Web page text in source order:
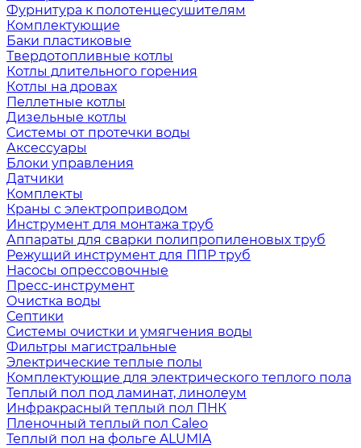
Фурнитура к полотенцесушителям
Комплектующие
Баки пластиковые
Твердотопливные котлы
Котлы длительного горения
Котлы на дровах
Пеллетные котлы
Дизельные котлы
Системы от протечки воды
Аксессуары
Блоки управления
Датчики
Комплекты
Краны с электроприводом
Инструмент для монтажа труб
Аппараты для сварки полипропиленовых труб
Режущий инструмент для ППР труб
Насосы опрессовочные
Пресс-инструмент
Очистка воды
Септики
Системы очистки и умягчения воды
Фильтры магистральные
Электрические теплые полы
Комплектующие для электрического теплого пола
Теплый пол под ламинат, линолеум
Инфракрасный теплый пол ПНК
Пленочный теплый пол Caleo
Теплый пол на фольге ALUMIA